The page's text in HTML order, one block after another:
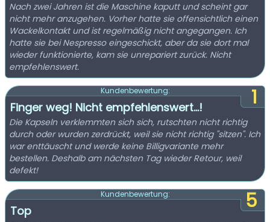
Nach zwei Jahren ist die Maschine kaputt und scheint gar
nicht mehr anzugehen. Vorher hatte sie offensichtlich einen
Wackelkontakt und ist regelmäßig nicht angegangen. Ich
hatte sie bei Nespresso eingeschickt, aber da sie dort mal
wieder funktionierte, kam sie unrepariert zurück. Nicht
empfehlenswert.
1
Kundenbewertung:
Finger weg! Nicht empfehlenswert…!
Die Kapseln verklemmten sich sich, rutschten nicht richtig
durch oder wurden zerdrückt, weil sie nicht richtig "sitzen". Ich
war enttäuscht und werde keine Billigvariante mehr
bestellen. Deshalb am nächsten Tag wieder Retour, weil
defekt!
5
Kundenbewertung:
Top